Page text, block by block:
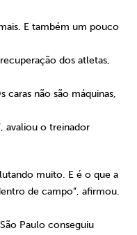
E também um pouco
dos atletas,
não são máquinas,
avaliou o treinador
muito. E é o que a
de campo”, afirmou.
Paulo conseguiu